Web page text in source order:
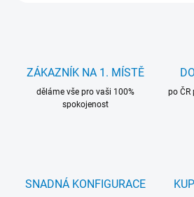
ZÁKAZNÍK NA 1. MÍSTĚ
děláme vše pro vaši 100%
spokojenost
po ČR
SNADNÁ KONFIGURACE